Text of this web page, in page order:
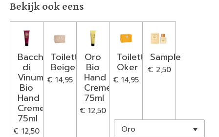
Bekijk ook eens
Bacche
di
Vinum
Bio
Hand
Creme
75ml
€ 12,50
Toilettas
Beige
€ 14,95
Oro
Bio
Hand
Creme
75ml
€ 12,50
Toilettas
Oker
€ 14,95
Sample
€ 2,50